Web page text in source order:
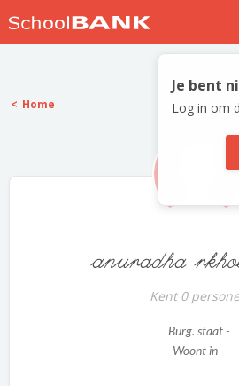
Nostalgische
Log in
Meld je gratis
Je bent
Log in om
Home
anuradha
Kent 0
Burg. staat -
Woont in -